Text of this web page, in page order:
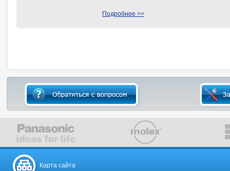
Подробнее >>
Карта сайта